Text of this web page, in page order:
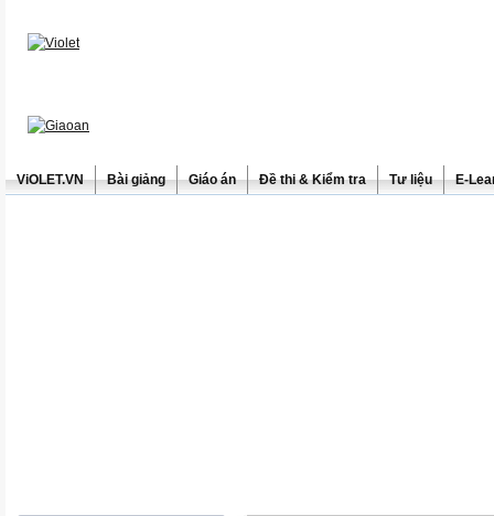
ViOLET.VN Bài giảng Giáo án Đề thi & Kiểm tra Tư liệu E-